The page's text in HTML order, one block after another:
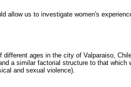
allow us to investigate women's
different ages in the city of Valparaiso,
a similar factorial structure to that which
and sexual violence).